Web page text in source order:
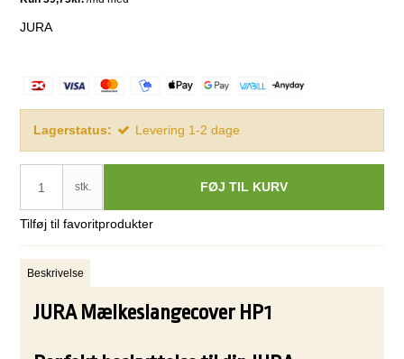
JURA
Lagerstatus: Levering 1-2 dage
stk. FØJ TIL KURV
Tilføj til favoritprodukter
Beskrivelse
JURA Mælkeslangecover HP1